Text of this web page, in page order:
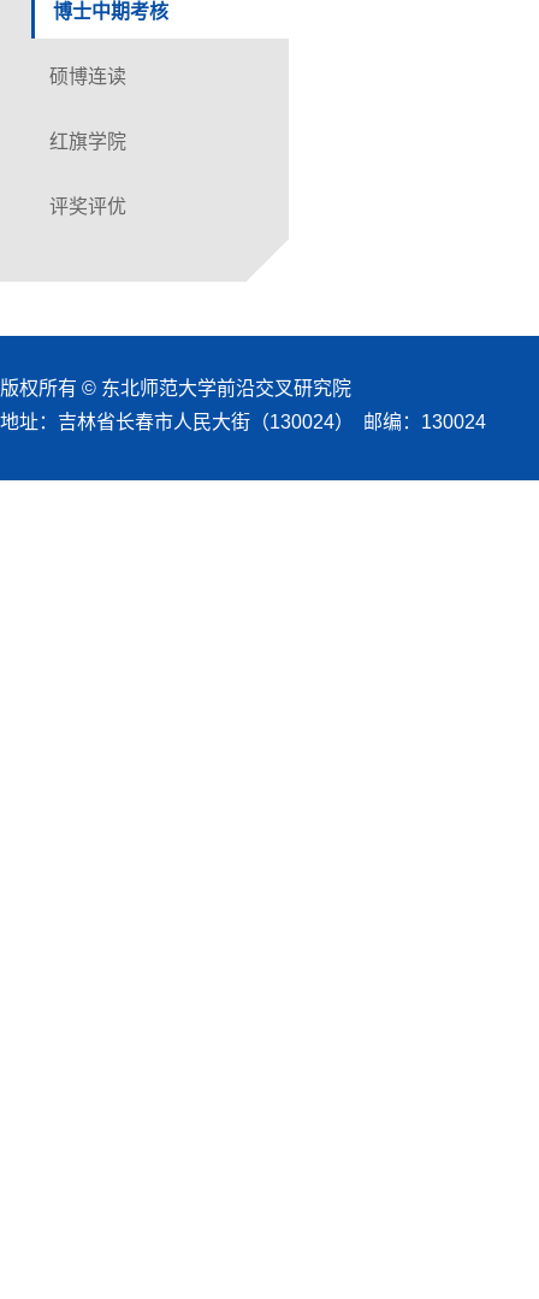
博士中期考核
硕博连读
红旗学院
评奖评优
版权所有 © 东北师范大学前沿交叉研究院
地址：吉林省长春市人民大街（130024） 邮编：130024